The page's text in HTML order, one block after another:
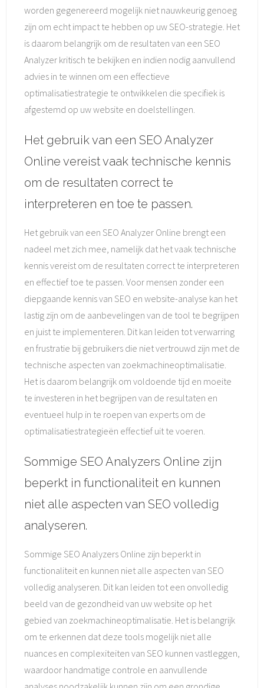
worden gegenereerd mogelijk niet nauwkeurig genoeg
zijn om echt impact te hebben op uw SEO-strategie. Het
is daarom belangrijk om de resultaten van een SEO
Analyzer kritisch te bekijken en indien nodig aanvullend
advies in te winnen om een effectieve
optimalisatiestrategie te ontwikkelen die specifiek is
afgestemd op uw website en doelstellingen.
Het gebruik van een SEO Analyzer
Online vereist vaak technische kennis
om de resultaten correct te
interpreteren en toe te passen.
Het gebruik van een SEO Analyzer Online brengt een
nadeel met zich mee, namelijk dat het vaak technische
kennis vereist om de resultaten correct te interpreteren
en effectief toe te passen. Voor mensen zonder een
diepgaande kennis van SEO en website-analyse kan het
lastig zijn om de aanbevelingen van de tool te begrijpen
en juist te implementeren. Dit kan leiden tot verwarring
en frustratie bij gebruikers die niet vertrouwd zijn met de
technische aspecten van zoekmachineoptimalisatie.
Het is daarom belangrijk om voldoende tijd en moeite
te investeren in het begrijpen van de resultaten en
eventueel hulp in te roepen van experts om de
optimalisatiestrategieën effectief uit te voeren.
Sommige SEO Analyzers Online zijn
beperkt in functionaliteit en kunnen
niet alle aspecten van SEO volledig
analyseren.
Sommige SEO Analyzers Online zijn beperkt in
functionaliteit en kunnen niet alle aspecten van SEO
volledig analyseren. Dit kan leiden tot een onvolledig
beeld van de gezondheid van uw website op het
gebied van zoekmachineoptimalisatie. Het is belangrijk
om te erkennen dat deze tools mogelijk niet alle
nuances en complexiteiten van SEO kunnen vastleggen,
waardoor handmatige controle en aanvullende